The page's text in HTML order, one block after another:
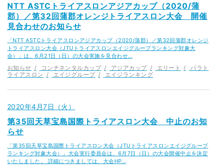
NTT ASTCトライアスロンアジアカップ（2020/蒲
郡）／第32回蒲郡オレンジトライアスロン大会 開催
見合わせのお知らせ
「NTT ASTCトライアスロンアジアカップ（2020/蒲郡）／第32回蒲郡オレンジ
トライアスロン大会（JTUトライアスロンエイジグループランキング対象大
会）」は、6月21日（日）の大会実施を見合わせ…
お知らせ コンチネンタルカップ アジアカップ エリート
パラト
ライアスロン
エイジグループ エイジランキング
2020年4月7日（火）
第35回天草宝島国際トライアスロン大会 中止のお知
らせ
「第35回天草宝島国際トライアスロン大会（JTUトライアスロンエイジグループ
ランキング対象大会）」大会実行委員会は、6月7日（日）の大会開催中止を決定
いたしました。 詳細につきましては、大会HP…